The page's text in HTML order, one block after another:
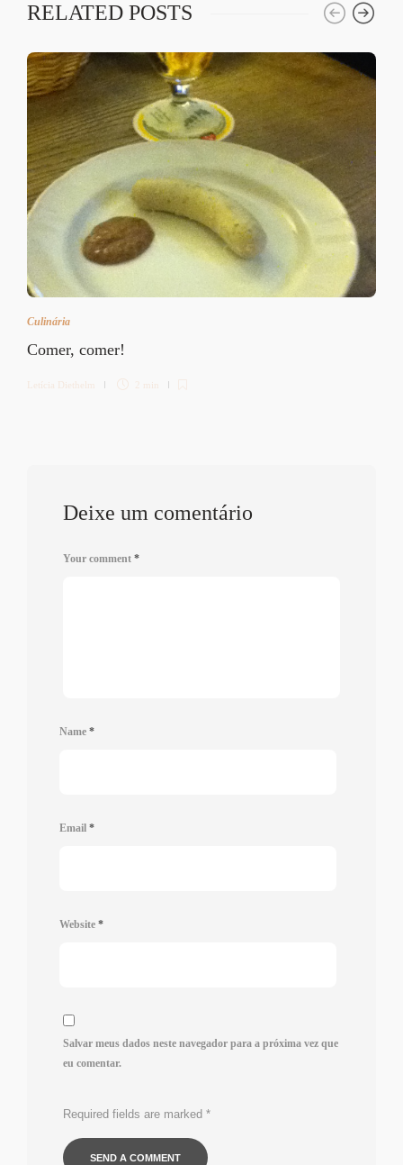
RELATED POSTS
Culinária
Comer, comer!
Letícia Diethelm 2 min
Deixe um comentário
Your comment *
Name *
Email *
Website *
Salvar meus dados neste navegador para a próxima vez que
eu comentar.
Required fields are marked *